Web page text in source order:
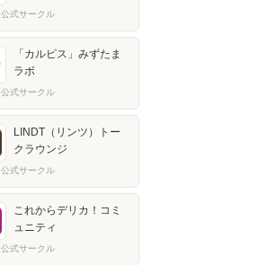
公式サークル
「カルピス」みずたま
ラボ
公式サークル
LINDT（リンツ）トー
クラウンジ
公式サークル
これからデリカ！コミ
ュニティ
公式サークル